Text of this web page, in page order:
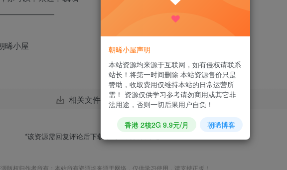
相关文件下载地址
*该资源需回复评论后下载，马上去
版权归作者所有；本站所有资源均来源于网络，仅供学习使用，请支持正版！
朝晞小屋声明
本站资源均来源于互联网，如有侵权请联系
站长！将第一时间删除 本站资源售价只是
赞助，收取费用仅维持本站的日常运营所
需！ 资源仅供学习参考请勿商用或其它非
法用途，否则一切后果用户自负！
香港 2核2G 9.9元/月 朝晞博客